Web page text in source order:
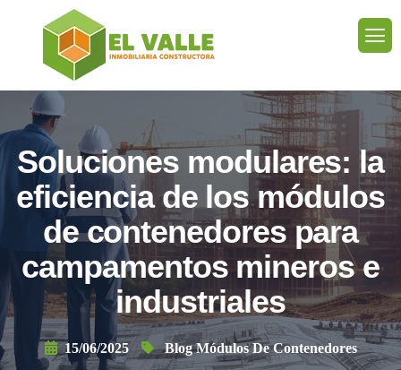
Soluciones modulares: la
eficiencia de los módulos
de contenedores para
campamentos mineros e
industriales
15/06/2025 Blog Módulos De Contenedores